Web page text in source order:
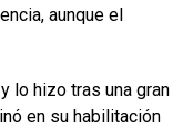
aunque el
lo hizo tras una gran
en su habilitación